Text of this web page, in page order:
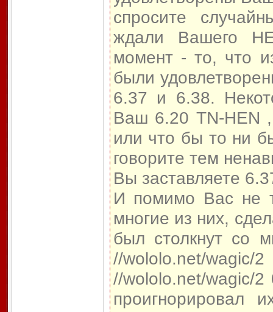
спросите
ждали Вашего
момент - то, что
были
6.37 и 6.38.
Ваш 6.20 TN-HEN
или что бы то ни
говорите тем
Вы заставляете
И помимо Вас не
многие из них,
был столкнут со
//wololo.net/wagic/
//wololo.net/wagic/2
проигнорировал